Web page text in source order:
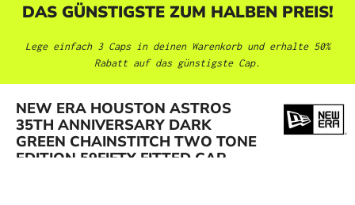
DAS GÜNSTIGSTE ZUM HALBEN PREIS!
Lege einfach 3 Caps in deinen Warenkorb und erhalte 50%
Rabatt auf das günstigste Cap.
NEW ERA HOUSTON ASTROS
35TH ANNIVERSARY DARK
GREEN CHAINSTITCH TWO TONE
EDITION 59FIFTY FITTED CAP
Bildergalerie überspringen